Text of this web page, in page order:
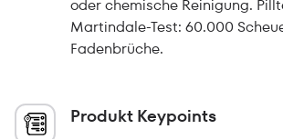
oder chemische Reinigung.
Martindale-Test: 60.000
Fadenbrüche.
Produkt Keypoints